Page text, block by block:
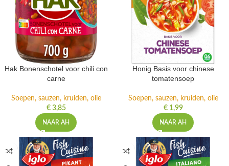
Hak Bonenschotel voor chili con
Soepen, sauzen, kruiden, olie
€ 3,85
NAAR AH
Honig Basis voor chinese
Soepen, sauzen, kruiden, olie
€ 1,99
NAAR AH